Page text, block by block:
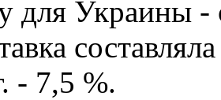
Украины -
- 7,5 %.